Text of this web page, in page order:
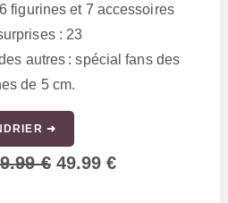
figurines et 7 accessoires
: 23
autres : spécial fans des
de 5 cm.
➜
€49.99 €